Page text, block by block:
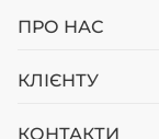
ПРО НАС
КЛІЄНТУ
КОНТАКТИ